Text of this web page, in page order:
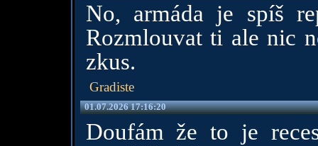
No, armáda je spíš
Rozmlouvat ti ale nic
zkus.
Gradiste
01.07.2026 17:16:20
Doufám že to je